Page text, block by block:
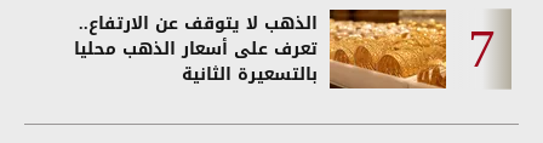
الذهب لا يتوقف عن الارتفاع..
تعرف على أسعار الذهب محليا
بالتسعيرة الثانية